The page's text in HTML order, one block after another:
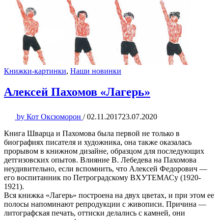
Книжки-картинки, Наши новинки
Алексей Пахомов «Лагерь»
by Кот Оксюморон / 02.11.201723.07.2020
Книга Шварца и Пахомова была первой не только в
биографиях писателя и художника, она также оказалась
прорывом в книжном дизайне, образцом для последующих
детгизовских опытов. Влияние В. Лебедева на Пахомова
неудивительно, если вспомнить, что Алексей Федорович —
его воспитанник по Петроградскому ВХУТЕМАСу (1920-
1921).
Вся книжка «Лагерь» построена на двух цветах, и при этом ее
полосы напоминают репродукции с живописи. Причина —
литографская печать, оттиски делались с камней, они